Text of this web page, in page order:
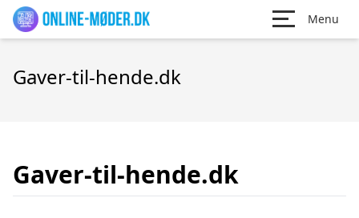
Menu
Gaver-til-hende.dk
Gaver-til-hende.dk